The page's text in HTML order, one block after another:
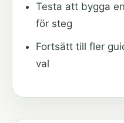
Testa att bygga
för steg
Fortsätt till fler
val